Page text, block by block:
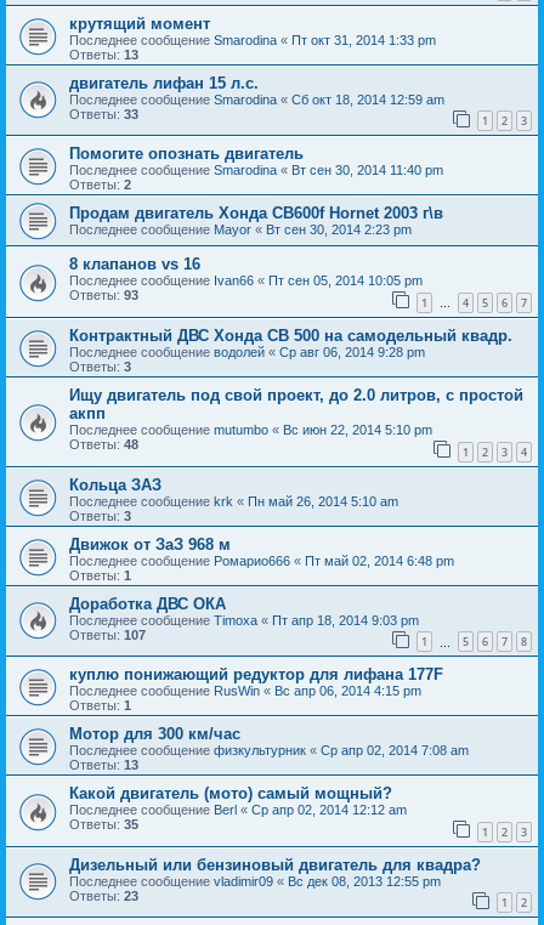
крутящий момент
Последнее сообщение Smarodina « Пт окт 31, 2014 1:33 pm
Ответы: 13
двигатель лифан 15 л.с.
Последнее сообщение Smarodina « Сб окт 18, 2014 12:59 am
Ответы: 33 1 2 3
Помогите опознать двигатель
Последнее сообщение Smarodina « Вт сен 30, 2014 11:40 pm
Ответы: 2
Продам двигатель Хонда CB600f Hornet 2003 г\в
Последнее сообщение Mayor « Вт сен 30, 2014 2:23 pm
8 клапанов vs 16
Последнее сообщение Ivan66 « Пт сен 05, 2014 10:05 pm
Ответы: 93 1 … 4 5 6 7
Контрактный ДВС Хонда СВ 500 на самодельный квадр.
Последнее сообщение водолей « Ср авг 06, 2014 9:28 pm
Ответы: 3
Ищу двигатель под свой проект, до 2.0 литров, с простой
акпп
Последнее сообщение mutumbo « Вс июн 22, 2014 5:10 pm
Ответы: 48 1 2 3 4
Кольца ЗАЗ
Последнее сообщение krk « Пн май 26, 2014 5:10 am
Ответы: 3
Движок от ЗаЗ 968 м
Последнее сообщение Ромарио666 « Пт май 02, 2014 6:48 pm
Ответы: 1
Доработка ДВС ОКА
Последнее сообщение Timoxa « Пт апр 18, 2014 9:03 pm
Ответы: 107 1 5 6 7 8
куплю понижающий редуктор для лифана 177F
Последнее сообщение RusWin « Вс апр 06, 2014 4:15 pm
Ответы: 1
Мотор для 300 км/час
Последнее сообщение физкультурник « Ср апр 02, 2014 7:08 am
Ответы: 13
Какой двигатель (мото) самый мощный?
Последнее сообщение Berl « Ср апр 02, 2014 12:12 am
Ответы: 35 1 2 3
Дизельный или бензиновый двигатель для квадра?
Последнее сообщение vladimir09 « Вс дек 08, 2013 12:55 pm
Ответы: 23 1 2